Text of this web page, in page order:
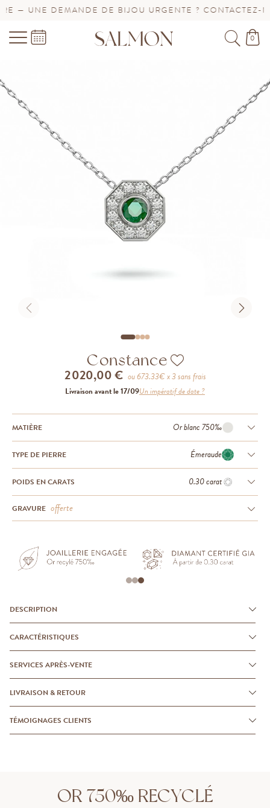
— UNE DEMANDE DE BIJOU URGENTE ? CONTACTEZ-
0
Constance
2 020,00 € ou673.33€ x 3 sans frais
Livraison avant le 17/09Un impératif de date ?
MATIÈRE Or blanc 750‰
TYPE DE PIERRE Émeraude
POIDS EN CARATS 0.30 carat
GRAVURE offerte
DESCRIPTION
CARACTÉRISTIQUES
SERVICES APRÈS-VENTE
LIVRAISON & RETOUR
TÉMOIGNAGES CLIENTS
OR 750‰ RECYCLÉ